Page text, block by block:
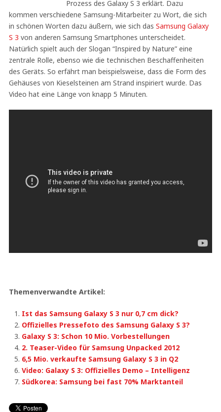
Prozess des Galaxy S 3 erklärt. Dazu
kommen verschiedene Samsung-Mitarbeiter zu Wort, die sich
in schönen Worten dazu äußern, wie sich das Samsung Galaxy
S 3 von anderen Samsung Smartphones unterscheidet.
Natürlich spielt auch der Slogan “Inspired by Nature” eine
zentrale Rolle, ebenso wie die technischen Beschaffenheiten
des Geräts. So erfährt man beispielsweise, dass die Form des
Gehäuses von Kieselsteinen am Strand inspiriert wurde. Das
Video hat eine Länge von knapp 5 Minuten.
Themenverwandte Artikel:
Ist das Samsung Galaxy S 3 nur 0,7 cm dick?
Offizielles Pressefoto des Samsung Galaxy S 3?
Galaxy S 3: Schon 10 Mio. Vorbestellungen
2. Teaser-Video für Samsung Unpacked 2012
6,5 Mio. verkaufte Samsung Galaxy S 3 in Q2
Video: Galaxy S 3: Offizielles Demo – Intelligenz
Südkorea: Samsung bei fast 70% Marktanteil